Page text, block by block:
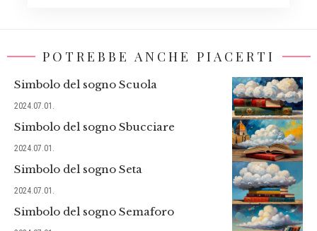
POTREBBE ANCHE PIACERTI
Simbolo del sogno Scuola
2024.07.01.
Simbolo del sogno Sbucciare
2024.07.01.
Simbolo del sogno Seta
2024.07.01.
Simbolo del sogno Semaforo